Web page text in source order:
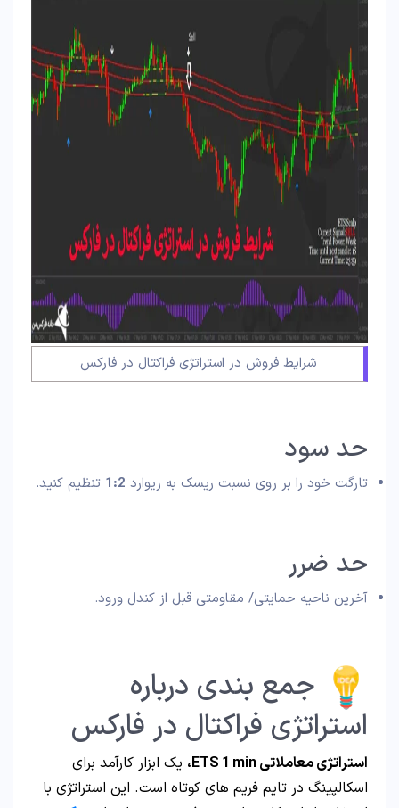
شرایط فروش در استراتژی فراکتال در فارکس
حد سود
تارگت خود را بر روی نسبت ریسک به ریوارد 1:2 تنظیم کنید.
حد ضرر
آخرین ناحیه حمایتی/ مقاومتی قبل از کندل ورود.
جمع‌ بندی درباره
استراتژی فراکتال در فارکس
استراتژی معاملاتی ETS 1 min،
یک ابزار کارآمد برای
اسکالپینگ در تایم فریم‌ های کوتاه است. این استراتژی با